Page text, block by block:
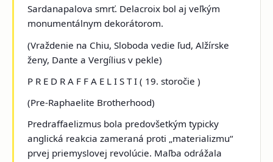
Sardanapalova smrť. Delacroix bol aj veľkým
monumentálnym dekorátorom.
(Vraždenie na Chiu, Sloboda vedie ľud, Alžírske
ženy, Dante a Vergílius v pekle)
P R E D R A F F A E L I S T I( 19. storočie )
(Pre-Raphaelite Brotherhood)
Predraffaelizmus bola predovšetkým typicky
anglická reakcia zameraná proti „materializmu“
prvej priemyslovej revolúcie. Maľba odrážala